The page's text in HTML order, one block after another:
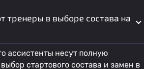
тренеры в выборе состава на
ассистенты несут полную
стартового состава и замен в